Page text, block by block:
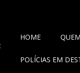
HOME
POLÍCIAS EM